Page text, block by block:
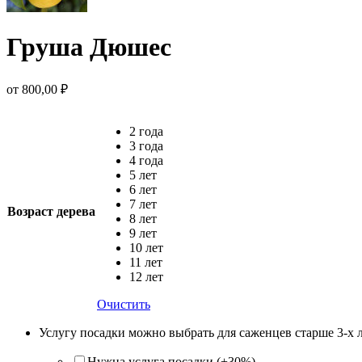
Груша Дюшес
от 800,00 ₽
Возраст дерева
2 года
3 года
4 года
5 лет
6 лет
7 лет
8 лет
9 лет
10 лет
11 лет
12 лет
Очистить
Услугу посадки можно выбрать для саженцев старше 3-х